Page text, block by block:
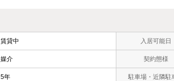
賃貸中 入居可能日
媒介 契約態様
5年 駐車場・近隣駐